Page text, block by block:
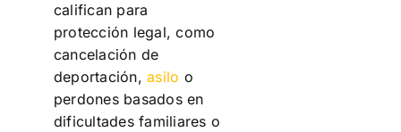
califican para
protección legal, como
cancelación de
deportación,asilo o
perdones basados en
dificultades familiares o